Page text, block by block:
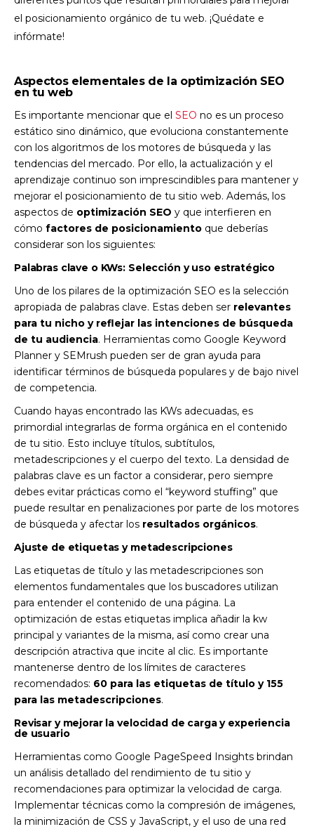
el posicionamiento orgánico de tu web. ¡Quédate e
infórmate!
Aspectos elementales de la optimización SEO
en tu web
Es importante mencionar que el SEO no es un proceso
estático sino dinámico, que evoluciona constantemente
con los algoritmos de los motores de búsqueda y las
tendencias del mercado. Por ello, la actualización y el
aprendizaje continuo son imprescindibles para mantener y
mejorar el posicionamiento de tu sitio web. Además, los
aspectos de optimización SEO y que interfieren en
cómo factores de posicionamiento que deberías
considerar son los siguientes:
Palabras clave o KWs: Selección y uso estratégico
Uno de los pilares de la optimización SEO es la selección
apropiada de palabras clave. Estas deben ser relevantes
para tu nicho y reflejar las intenciones de búsqueda
de tu audiencia. Herramientas como Google Keyword
Planner y SEMrush pueden ser de gran ayuda para
identificar términos de búsqueda populares y de bajo nivel
de competencia.
Cuando hayas encontrado las KWs adecuadas, es
primordial integrarlas de forma orgánica en el contenido
de tu sitio. Esto incluye títulos, subtítulos,
metadescripciones y el cuerpo del texto. La densidad de
palabras clave es un factor a considerar, pero siempre
debes evitar prácticas como el “keyword stuffing” que
puede resultar en penalizaciones por parte de los motores
de búsqueda y afectar los resultados orgánicos.
Ajuste de etiquetas y metadescripciones
Las etiquetas de título y las metadescripciones son
elementos fundamentales que los buscadores utilizan
para entender el contenido de una página. La
optimización de estas etiquetas implica añadir la kw
principal y variantes de la misma, así como crear una
descripción atractiva que incite al clic. Es importante
mantenerse dentro de los límites de caracteres
recomendados: 60 para las etiquetas de título y 155
para las metadescripciones.
Revisar y mejorar la velocidad de carga y experiencia
de usuario
Herramientas como Google PageSpeed Insights brindan
un análisis detallado del rendimiento de tu sitio y
recomendaciones para optimizar la velocidad de carga.
Implementar técnicas como la compresión de imágenes,
la minimización de CSS y JavaScript, y el uso de una red